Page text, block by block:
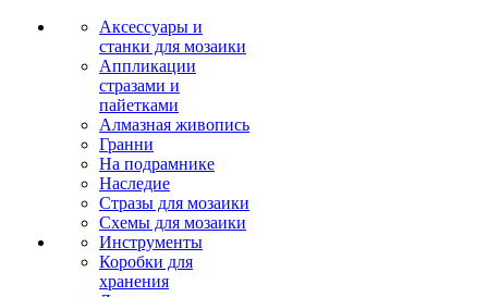
Аксессуары и
станки для мозаики
Аппликации
стразами и
пайетками
Алмазная живопись
Гранни
На подрамнике
Наследие
Стразы для мозаики
Схемы для мозаики
Инструменты
Коробки для
хранения